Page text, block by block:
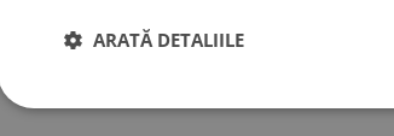
ARATĂ DETALIILE